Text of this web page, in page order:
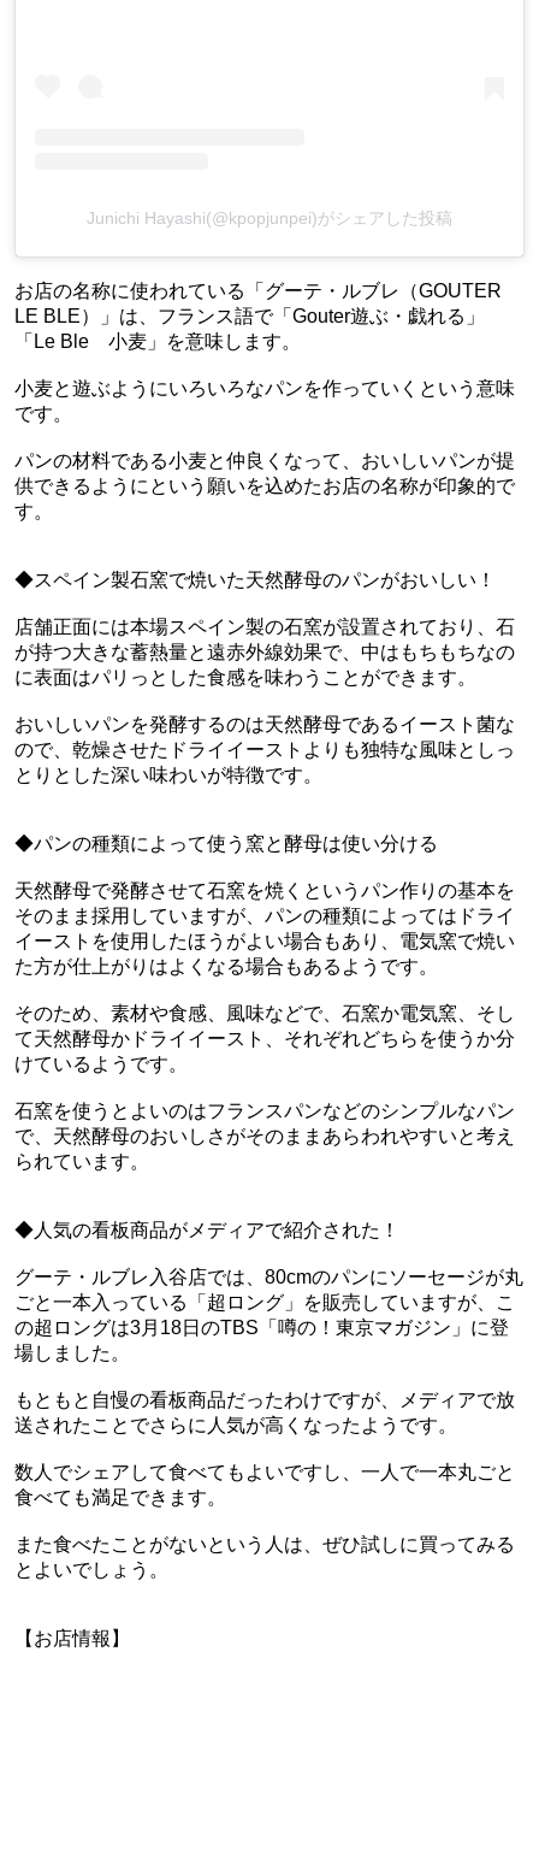
Junichi Hayashi(@kpopjunpei)がシェアした投稿
お店の名称に使われている「グーテ・ルブレ（GOUTER
LE BLE）」は、フランス語で「Gouter遊ぶ・戯れる」
「Le Ble 小麦」を意味します。
小麦と遊ぶようにいろいろなパンを作っていくという意味
です。
パンの材料である小麦と仲良くなって、おいしいパンが提
供できるようにという願いを込めたお店の名称が印象的で
す。
◆スペイン製石窯で焼いた天然酵母のパンがおいしい！
店舗正面には本場スペイン製の石窯が設置されており、石
が持つ大きな蓄熱量と遠赤外線効果で、中はもちもちなの
に表面はパリっとした食感を味わうことができます。
おいしいパンを発酵するのは天然酵母であるイースト菌な
ので、乾燥させたドライイーストよりも独特な風味としっ
とりとした深い味わいが特徴です。
◆パンの種類によって使う窯と酵母は使い分ける
天然酵母で発酵させて石窯を焼くというパン作りの基本を
そのまま採用していますが、パンの種類によってはドライ
イーストを使用したほうがよい場合もあり、電気窯で焼い
た方が仕上がりはよくなる場合もあるようです。
そのため、素材や食感、風味などで、石窯か電気窯、そし
て天然酵母かドライイースト、それぞれどちらを使うか分
けているようです。
石窯を使うとよいのはフランスパンなどのシンプルなパン
で、天然酵母のおいしさがそのままあらわれやすいと考え
られています。
◆人気の看板商品がメディアで紹介された！
グーテ・ルブレ入谷店では、80cmのパンにソーセージが丸
ごと一本入っている「超ロング」を販売していますが、こ
の超ロングは3月18日のTBS「噂の！東京マガジン」に登
場しました。
もともと自慢の看板商品だったわけですが、メディアで放
送されたことでさらに人気が高くなったようです。
数人でシェアして食べてもよいですし、一人で一本丸ごと
食べても満足できます。
また食べたことがないという人は、ぜひ試しに買ってみる
とよいでしょう。
【お店情報】